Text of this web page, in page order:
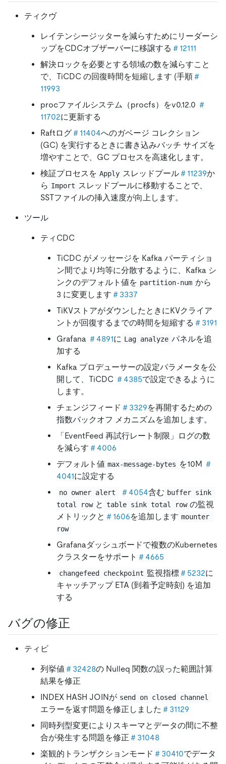
ティクヴ
レイテンシージッターを減らすためにリーダーシ
ップをCDCオブザーバーに移譲する ＃12111
解決ロックを必要とする領域の数を減らすこと
で、TiCDC の回復時間を短縮します (手順＃
11993
procファイルシステム（procfs）をv0.12.0 ＃
11702に更新する
Raftログ＃11404へのガベージ コレクション
(GC) を実行するときに書き込みバッチ サイズを
増やすことで、GC プロセスを高速化します。
検証プロセスを Apply スレッドプール＃11239か
ら Import スレッドプールに移動することで、
SSTファイルの挿入速度が向上します。
ツール
ティCDC
TiCDC がメッセージを Kafka パーティショ
ン間でより均等に分散するように、Kafka シ
ンクのデフォルト値を partition-num から
3 に変更します ＃3337
TiKVストアがダウンしたときにKVクライア
ントが回復するまでの時間を短縮する ＃3191
Grafana ＃4891に Lag analyze パネルを追
加する
Kafka プロデューサーの設定パラメータを公
開して、TiCDC ＃4385で設定できるように
します。
チェンジフィード ＃3329を再開するための
指数バックオフ メカニズムを追加します。
「EventFeed 再試行レート制限」ログの数
を減らす ＃4006
デフォルト値 max-message-bytes を10M ＃
4041に設定する
no owner alert ＃4054含む buffer sink
total row と table sink total row の監視
メトリックと ＃1606を追加します mounter
row
Grafanaダッシュボードで複数のKubernetes
クラスターをサポート ＃4665
changefeed checkpoint 監視指標＃5232に
キャッチアップ ETA (到着予定時刻) を追加
する
バグの修正
ティビ
列挙値 ＃32428の Nulleq 関数の誤った範囲計算
結果を修正
INDEX HASH JOINが send on closed channel
エラーを返す問題を修正しました ＃31129
同時列型変更によりスキーマとデータの間に不整
合が発生する問題を修正 ＃31048
楽観的トランザクションモード ＃30410でデータ